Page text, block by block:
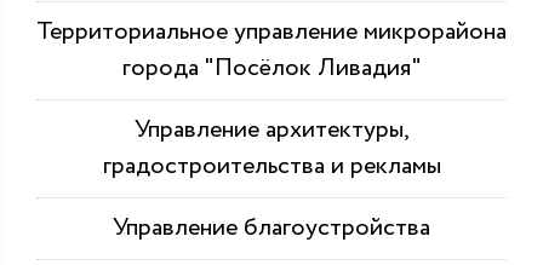
Территориальное управление микрорайона
города "Посёлок Ливадия"
Управление архитектуры,
градостроительства и рекламы
Управление благоустройства